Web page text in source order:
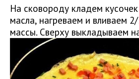
На сковороду кладем
масла, нагреваем и вливаем
массы. Сверху выкладываем